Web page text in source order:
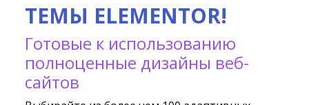
ТЕМЫ ELEMENTOR!
Готовые к использованию
полноценные дизайны веб-
сайтов